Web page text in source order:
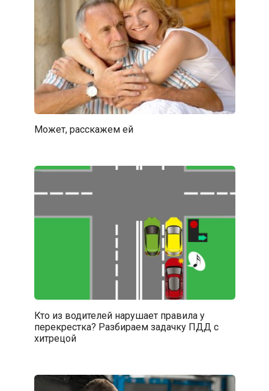
Может, расскажем ей
Кто из водителей нарушает правила у
перекрестка? Разбираем задачку ПДД с
хитрецой